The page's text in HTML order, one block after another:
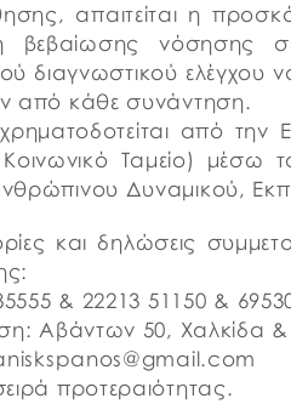
απαιτείται η
βεβαίωσης νόσησης
διαγνωστικού
από κάθε συνάντηση.
από
Ταμείο) μέσω
Δυναμικού,
και δηλώσεις
& 22213 51150 &
Αβάντων 50, Χαλκίδα
προτεραιότητας.